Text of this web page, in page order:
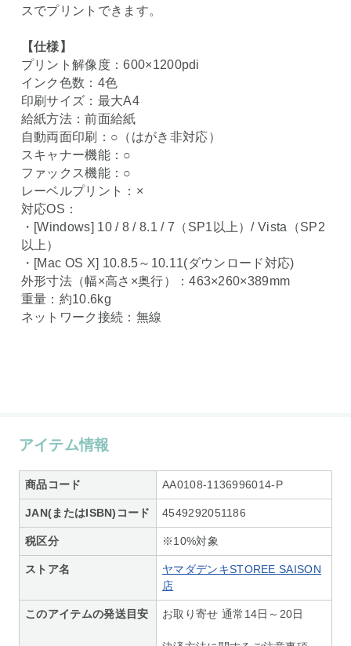
スでプリントできます。
【仕様】
プリント解像度：600×1200pdi
インク色数：4色
印刷サイズ：最大A4
給紙方法：前面給紙
自動両面印刷：○（はがき非対応）
スキャナー機能：○
ファックス機能：○
レーベルプリント：×
対応OS：
・[Windows] 10 / 8 / 8.1 / 7（SP1以上）/ Vista（SP2
以上）
・[Mac OS X] 10.8.5～10.11(ダウンロード対応)
外形寸法（幅×高さ×奥行）：463×260×389mm
重量：約10.6kg
ネットワーク接続：無線
アイテム情報
商品コード AA0108-1136996014-P
JAN(またはISBN)コード 4549292051186
税区分 ※10%対象
ストア名
ヤマダデンキSTOREE SAISON
店
このアイテムの発送目安 お取り寄せ 通常14日～20日